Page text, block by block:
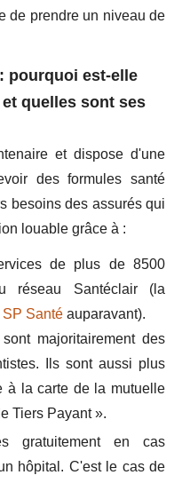
de prendre un niveau de
pourquoi est-elle
quelles sont ses
et dispose d'une
des formules santé
besoins des assurés qui
louable grâce à :
de plus de 8500
réseau Santéclair (la
SP Santé auparavant).
majoritairement des
Ils sont aussi plus
à la carte de la mutuelle
Tiers Payant ».
gratuitement en cas
hôpital. C'est le cas de